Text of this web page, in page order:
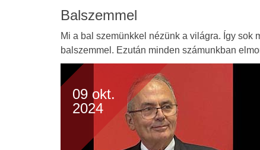
Balszemmel
Mi a bal szemünkkel nézünk a világra. Így sok
balszemmel. Ezután minden számunkban
09 okt.
2024